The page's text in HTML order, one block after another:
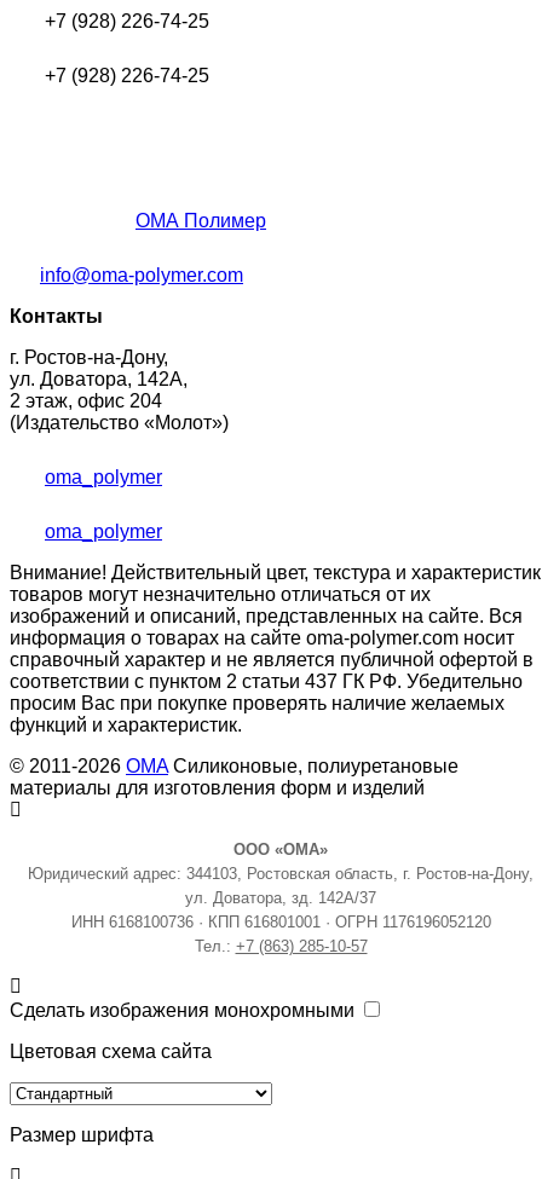
+7 (928) 226-74-25
+7 (928) 226-74-25
ОМА Полимер
info@oma-polymer.com
Контакты
г. Ростов-на-Дону,
ул. Доватора, 142А,
2 этаж, офис 204
(Издательство «Молот»)
oma_polymer
oma_polymer
Внимание! Действительный цвет, текстура и
товаров могут незначительно отличаться от их
изображений и описаний, представленных на сайте. Вся
информация о товарах на сайте oma-polymer.com носит
справочный характер и не является публичной офертой в
соответствии с пунктом 2 статьи 437 ГК РФ. Убедительно
просим Вас при покупке проверять наличие желаемых
функций и характеристик.
© 2011-2026 OMAСиликоновые, полиуретановые
материалы для изготовления форм и изделий
ООО «ОМА»
Юридический адрес: 344103, Ростовская область, г. Ростов-на-Дону,
ул. Доватора, зд. 142А/37
ИНН 6168100736 · КПП 616801001 · ОГРН 1176196052120
Тел.: +7 (863) 285-10-57
Сделать изображения монохромными
Цветовая схема сайта
Размер шрифта